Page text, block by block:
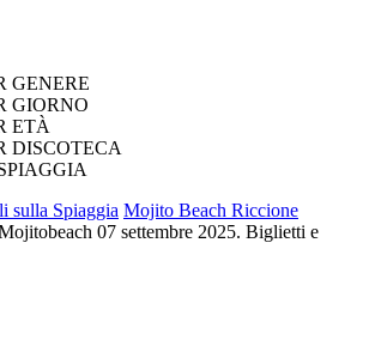
GENERE
GIORNO
ETÀ
DISCOTECA
sulla Spiaggia Mojito Beach Riccione
07 settembre 2025. Biglietti e